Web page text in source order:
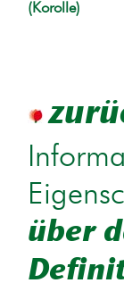
(Korolle)
über